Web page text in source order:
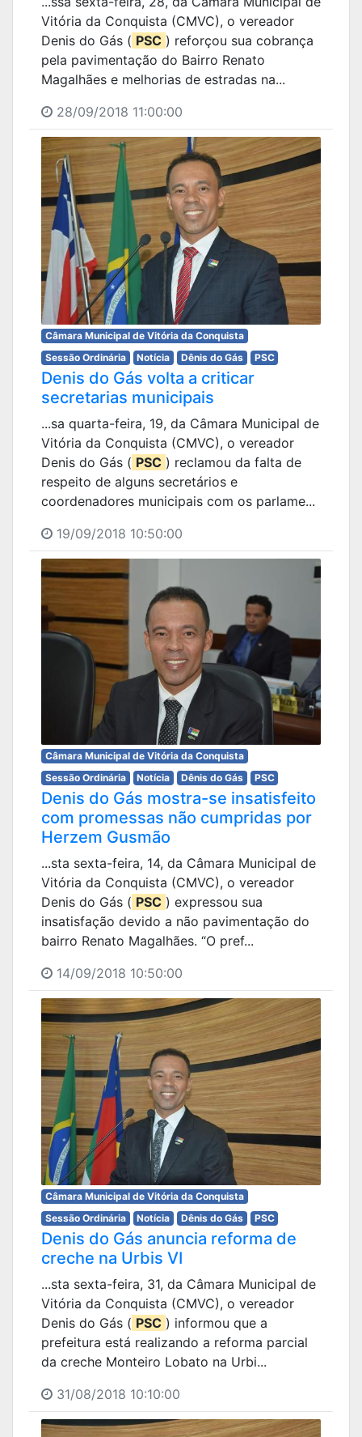
Vitória da Conquista (CMVC), o vereador
Denis do Gás ( PSC ) reforçou sua cobrança
pela pavimentação do Bairro Renato
Magalhães e melhorias de estradas na...
28/09/2018 11:00:00
Câmara Municipal de Vitória da Conquista
Sessão Ordinária
Notícia Dênis do Gás PSC
Denis do Gás volta a criticar
secretarias municipais
...sa quarta-feira, 19, da Câmara Municipal de
Vitória da Conquista (CMVC), o vereador
Denis do Gás ( PSC ) reclamou da falta de
respeito de alguns secretários e
coordenadores municipais com os parlame...
19/09/2018 10:50:00
Câmara Municipal de Vitória da Conquista
Sessão Ordinária
Notícia Dênis do Gás PSC
Denis do Gás mostra-se insatisfeito
com promessas não cumpridas por
Herzem Gusmão
...sta sexta-feira, 14, da Câmara Municipal de
Vitória da Conquista (CMVC), o vereador
Denis do Gás ( PSC ) expressou sua
insatisfação devido a não pavimentação do
bairro Renato Magalhães. “O pref...
14/09/2018 10:50:00
Câmara Municipal de Vitória da Conquista
Sessão Ordinária
Notícia Dênis do Gás PSC
Denis do Gás anuncia reforma de
creche na Urbis VI
...sta sexta-feira, 31, da Câmara Municipal de
Vitória da Conquista (CMVC), o vereador
Denis do Gás ( PSC ) informou que a
prefeitura está realizando a reforma parcial
da creche Monteiro Lobato na Urbi...
31/08/2018 10:10:00